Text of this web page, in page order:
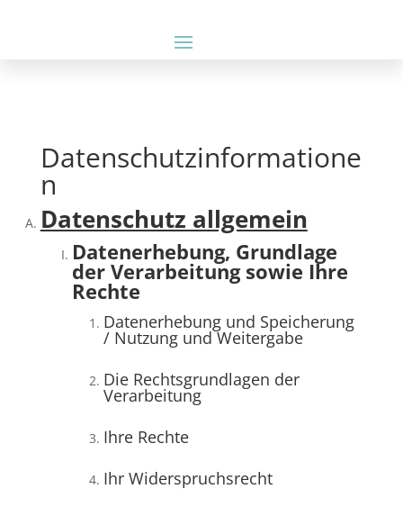
Datenschutzinformatione
n
Datenschutz allgemein
Datenerhebung, Grundlage
der Verarbeitung sowie Ihre
Rechte
Datenerhebung und Speicherung
/ Nutzung und Weitergabe
Die Rechtsgrundlagen der
Verarbeitung
Ihre Rechte
Ihr Widerspruchsrecht